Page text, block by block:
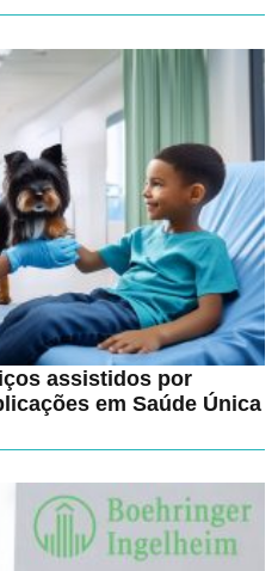
assistidos por
em Saúde Única